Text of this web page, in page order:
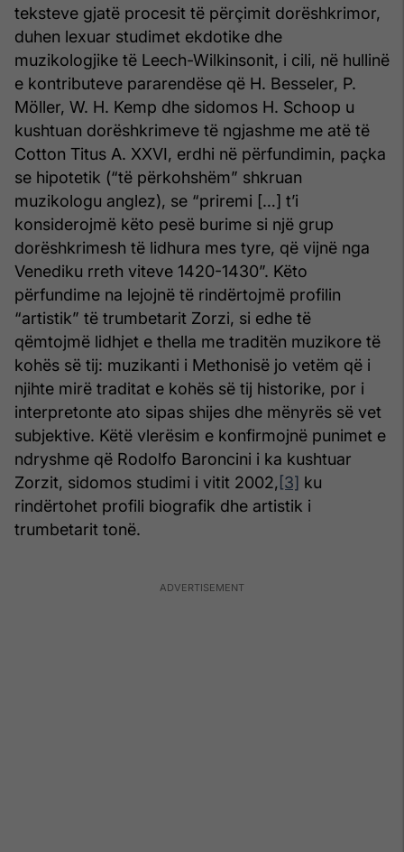
teksteve gjatë procesit të përçimit dorëshkrimor,
duhen lexuar studimet ekdotike dhe
muzikologjike të Leech-Wilkinsonit, i cili, në hullinë
e kontributeve pararendëse që H. Besseler, P.
Möller, W. H. Kemp dhe sidomos H. Schoop u
kushtuan dorëshkrimeve të ngjashme me atë të
Cotton Titus A. XXVI, erdhi në përfundimin, paçka
se hipotetik (“të përkohshëm” shkruan
muzikologu anglez), se “priremi […] t’i
konsiderojmë këto pesë burime si një grup
dorëshkrimesh të lidhura mes tyre, që vijnë nga
Venediku rreth viteve 1420-1430”. Këto
përfundime na lejojnë të rindërtojmë profilin
“artistik” të trumbetarit Zorzi, si edhe të
qëmtojmë lidhjet e thella me traditën muzikore të
kohës së tij: muzikanti i Methonisë jo vetëm që i
njihte mirë traditat e kohës së tij historike, por i
interpretonte ato sipas shijes dhe mënyrës së vet
subjektive. Këtë vlerësim e konfirmojnë punimet e
ndryshme që Rodolfo Baroncini i ka kushtuar
Zorzit, sidomos studimi i vitit 2002,[3] ku
rindërtohet profili biografik dhe artistik i
trumbetarit tonë.